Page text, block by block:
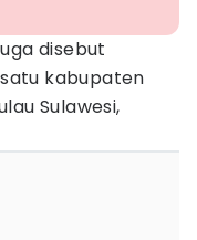
disebut
kabupaten
Sulawesi,